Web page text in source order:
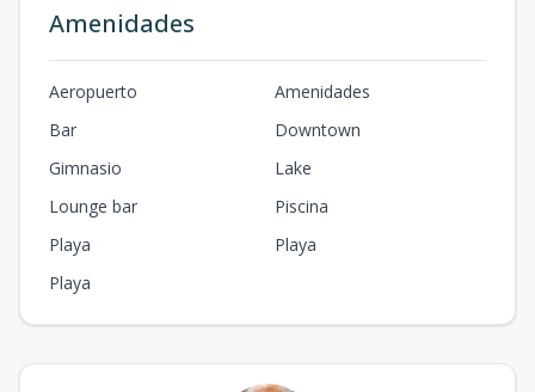
Amenidades
Aeropuerto
Amenidades
Bar
Downtown
Gimnasio
Lake
Lounge bar
Piscina
Playa
Playa
Playa